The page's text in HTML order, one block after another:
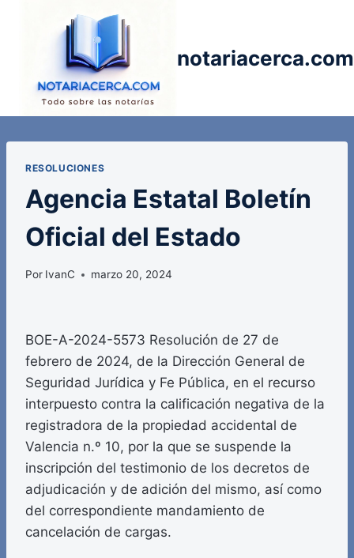
notariacerca.com
RESOLUCIONES
Agencia Estatal Boletín
Oficial del Estado
Por IvanC marzo 20, 2024
BOE-A-2024-5573 Resolución de 27 de
febrero de 2024, de la Dirección General de
Seguridad Jurídica y Fe Pública, en el recurso
interpuesto contra la calificación negativa de la
registradora de la propiedad accidental de
Valencia n.º 10, por la que se suspende la
inscripción del testimonio de los decretos de
adjudicación y de adición del mismo, así como
del correspondiente mandamiento de
cancelación de cargas.